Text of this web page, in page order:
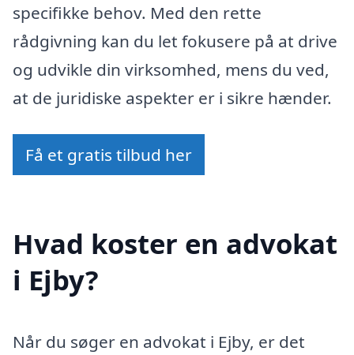
specifikke behov. Med den rette
rådgivning kan du let fokusere på at drive
og udvikle din virksomhed, mens du ved,
at de juridiske aspekter er i sikre hænder.
Få et gratis tilbud her
Hvad koster en advokat
i Ejby?
Når du søger en advokat i Ejby, er det